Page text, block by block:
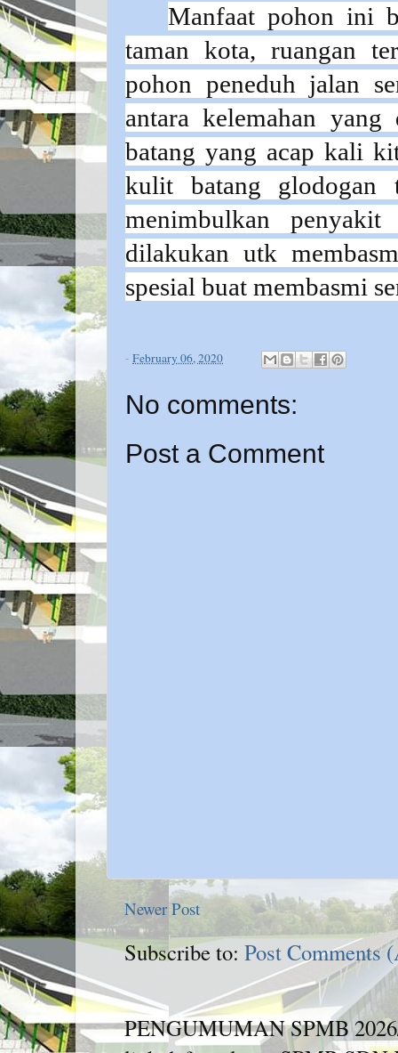
Manfaat pohon ini
taman kota, ruangan
pohon peneduh jalan
antara kelemahan
batang yang acap kali
kulit batang glodogan
menimbulkan
dilakukan utk
spesial buat membasmi
- February 06, 2020
No comments:
Post a Comment
Newer Post
Subscribe to: Post Comments
PENGUMUMAN SPMB